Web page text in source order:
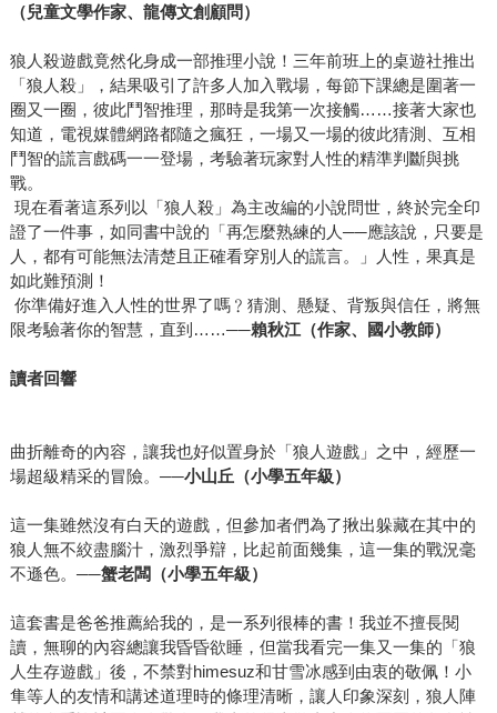
（兒童文學作家、龍傳文創顧問）
狼人殺遊戲竟然化身成一部推理小說！三年前班上的桌遊社推出
「狼人殺」，結果吸引了許多人加入戰場，每節下課總是圍著一
圈又一圈，彼此鬥智推理，那時是我第一次接觸……接著大家也
知道，電視媒體網路都隨之瘋狂，一場又一場的彼此猜測、互相
鬥智的謊言戲碼一一登場，考驗著玩家對人性的精準判斷與挑
戰。
現在看著這系列以「狼人殺」為主改編的小說問世，終於完全印
證了一件事，如同書中說的「再怎麼熟練的人──應該說，只要是
人，都有可能無法清楚且正確看穿別人的謊言。」人性，果真是
如此難預測！
你準備好進入人性的世界了嗎﹖猜測、懸疑、背叛與信任，將無
限考驗著你的智慧，直到……──賴秋江（作家、國小教師）
讀者回響
曲折離奇的內容，讓我也好似置身於「狼人遊戲」之中，經歷一
場超級精采的冒險。──小山丘（小學五年級）
這一集雖然沒有白天的遊戲，但參加者們為了揪出躲藏在其中的
狼人無不絞盡腦汁，激烈爭辯，比起前面幾集，這一集的戰況毫
不遜色。──蟹老闆（小學五年級）
這套書是爸爸推薦給我的，是一系列很棒的書！我並不擅長閱
讀，無聊的內容總讓我昏昏欲睡，但當我看完一集又一集的「狼
人生存遊戲」後，不禁對himesuz和甘雪冰感到由衷的敬佩！小
隼等人的友情和講述道理時的條理清晰，讓人印象深刻，狼人陣